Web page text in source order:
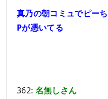
真乃の朝コミュでピー
Pが憑いてる
362: 名無しさん